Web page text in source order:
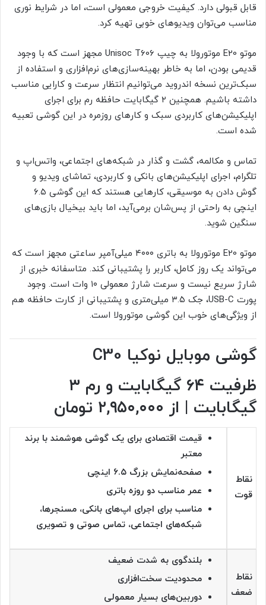
قابل قبولی دارد. کیفیت خروجی معمولی است، اما در شرایط نوری
مناسب می‌توان ویدیوهای خوبی تهیه کرد.
موتو E20 موتورولا به چیپ Unisoc T606 مجهز است که با وجود
قدیمی بودن، اما به خاطر بهینه‌سازی‌های نرم‌افزاری و استفاده از
سبک‌ترین نسخه اندروید می‌توانیم انتظار سرعت و کارایی مناسب
داشته باشیم. همچنین ۲ گیگابایت حافظه رم برای اجرای
اپلیکیشن‌های کاربردی سبک و کارهای روزمره در این گوشی تعبیه
شده است.
تماس و مکالمه، گشت و گذار در شبکه‌های اجتماعی، واتس‌اپ و
تلگرام، اجرای اپلیکیشن‌های بانکی و کاربردی، تماشای ویدیو و
گوش دادن به موسیقی، کارهایی هستند که این گوشی ۶.۵
اینچی به راحتی از پس‌شان برمی‌آید، اما باید بیخیال بازی‌های
سنگین شوید.
موتو E20 موتورولا به باتری ۴۰۰۰ میلی‌آمپر ساعتی مجهز است که
می‌تواند یک روز کامل، کاربر را پشتیبانی کند. متاسفانه خبری از
شارژ سریع نیست و سرعت شارژ معمولی ۱۰ وات است. وجود
پورت USB-C، جک ۳.۵ میلی‌متری و پشتیبانی از کارت حافظه هم
از ویژگی‌های خوب این گوشی موتورولا است.
گوشی موبایل نوکیا C30
ظرفیت ۶۴ گیگابایت و رم ۳
گیگابایت | از ۲,۹۵۰,۰۰۰ تومان
نقاط
قوت
قیمت اقتصادی برای یک گوشی هوشمند با برند
معتبر
صفحه‌نمایش بزرگ ۶.۵ اینچی
عمر مناسب دو روزه باتری
مناسب برای اجرای اپ‌های بانکی، مسنجرها،
شبکه‌های اجتماعی، تماس صوتی و تصویری
نقاط
ضعف
بلندگوی به شدت ضعیف
محدودیت سخت‌افزاری
دوربین‌های بسیار معمولی